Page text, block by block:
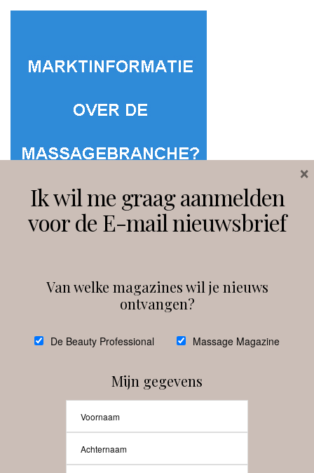
debeautyprofessional
Ik wil me graag aanmelden
voor de E-mail nieuwsbrief
Van welke magazines wil je nieuws
ontvangen?
De Beauty Professional Massage Magazine
Mijn gegevens
×